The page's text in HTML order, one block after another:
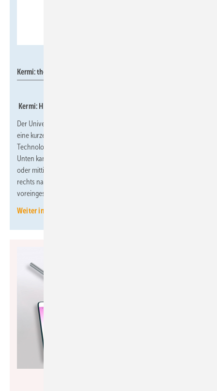
Kermi: therm-x2 Vmulti.
Kermi: Heizkörper mit 6 Anschlussvarianten
Der Universalheizkörper therm-x2 Vmulti von Kermi verbindet
eine kurze Aufheizzeit und den Wärmekomfort der x2-
Technologie mit einem vollkommen variablen Anschlussbild:
Unten kann der Anschluss je nach Gegebenheit links, rechts
oder mittig gewählt werden. Das Ventil ist dabei jeweils von
rechts nach links tauschbar und immer werkseitig kv-
voreingestellt.
Weiter informieren